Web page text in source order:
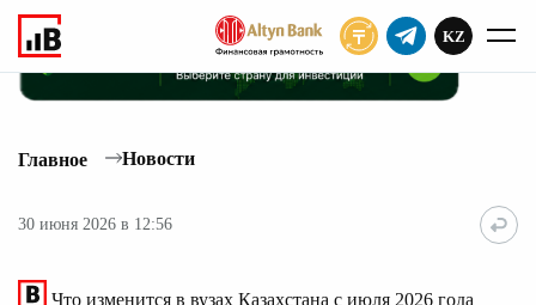
KZ
Главное Новости
30 июня 2026 в 12:56
Что изменится в вузах Казахстана с июля 2026 года